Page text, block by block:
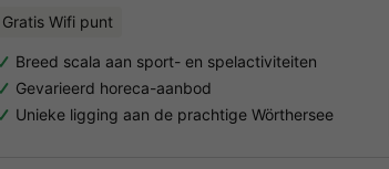
Gratis Wifi punt
Breed scala aan sport- en spelactiviteiten
Gevarieerd horeca-aanbod
Unieke ligging aan de prachtige Wörthersee